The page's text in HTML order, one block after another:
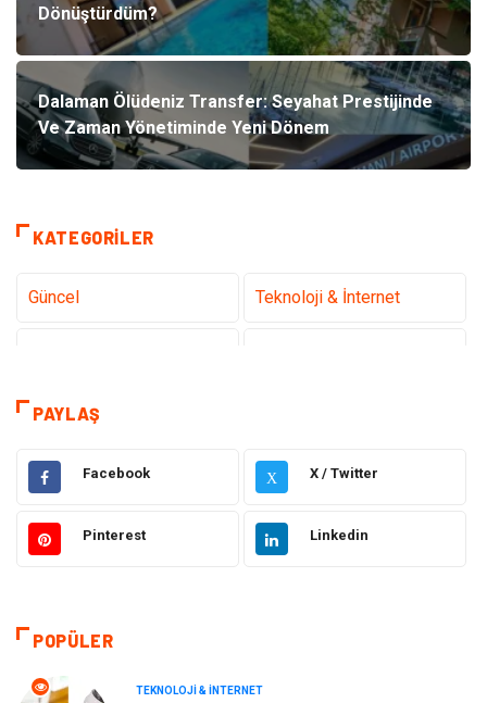
Dönüştürdüm?
Dalaman Ölüdeniz Transfer: Seyahat Prestijinde
Ve Zaman Yönetiminde Yeni Dönem
KATEGORILER
Güncel Teknoloji & İnternet
Kamera Sistemleri
Elektrik & Elektronik Gıda
Güzellik & Bakım Otomotiv
Tatil
Bilgisayar & Yazılım Genel Kültür
PAYLAŞ
Facebook X X / Twitter
Pinterest Linkedin
POPÜLER
TEKNOLOJI & İNTERNET